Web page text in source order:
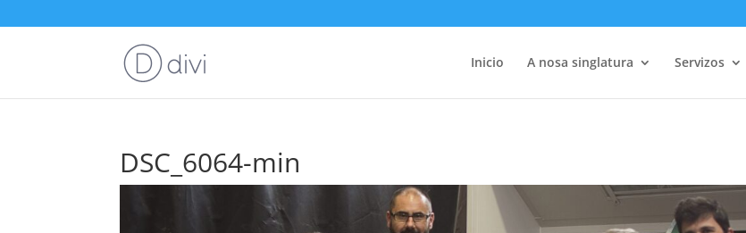
Inicio A nosa singlatura Servizos
DSC_6064-min